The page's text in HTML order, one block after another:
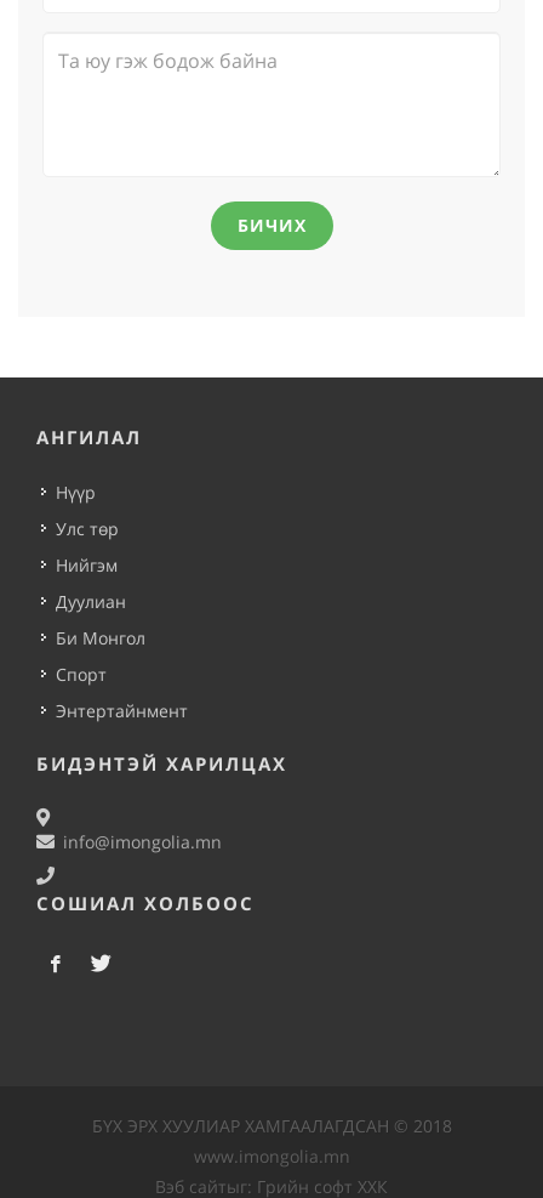
БИЧИХ
АНГИЛАЛ
Нүүр
Улс төр
Нийгэм
Дуулиан
Би Монгол
Спорт
Энтертайнмент
БИДЭНТЭЙ ХАРИЛЦАХ
info@imongolia.mn
СОШИАЛ ХОЛБООС
БҮХ ЭРХ ХУУЛИАР ХАМГААЛАГДСАН © 2018
www.imongolia.mn
Вэб сайтыг: Грийн софт ХХК